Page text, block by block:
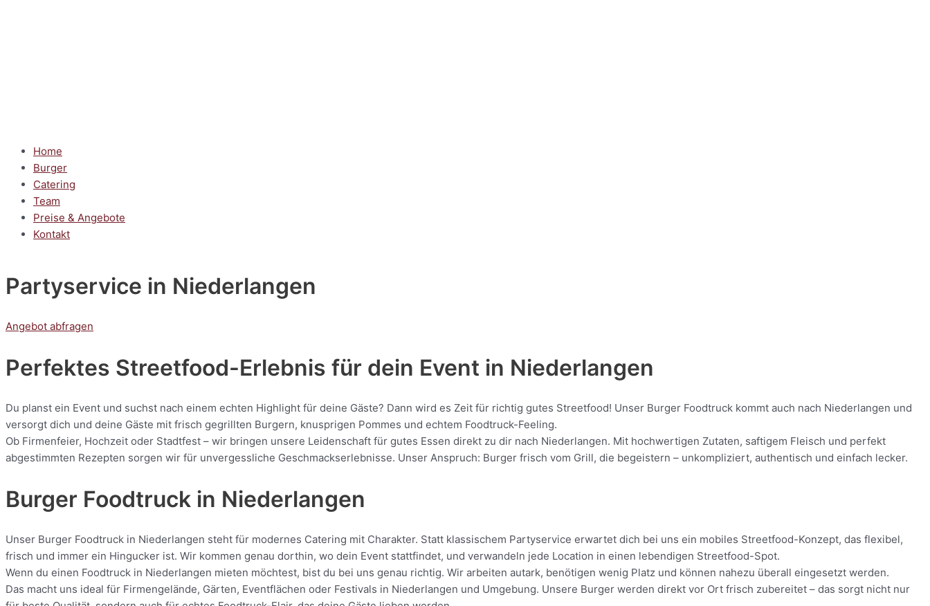
Home
Burger
Catering
Team
Preise & Angebote
Kontakt
Partyservice in Niederlangen
Angebot abfragen
Perfektes Streetfood-Erlebnis für dein Event in Niederlangen
Du planst ein Event und suchst nach einem echten Highlight für deine Gäste? Dann wird es Zeit für richtig gutes Streetfood! Unser Burger Foodtruck kommt auch nach Niederlangen und
versorgt dich und deine Gäste mit frisch gegrillten Burgern, knusprigen Pommes und echtem Foodtruck-Feeling.
Ob Firmenfeier, Hochzeit oder Stadtfest – wir bringen unsere Leidenschaft für gutes Essen direkt zu dir nach Niederlangen. Mit hochwertigen Zutaten, saftigem Fleisch und perfekt
abgestimmten Rezepten sorgen wir für unvergessliche Geschmackserlebnisse. Unser Anspruch: Burger frisch vom Grill, die begeistern – unkompliziert, authentisch und einfach lecker.
Burger Foodtruck in Niederlangen
Unser Burger Foodtruck in Niederlangen steht für modernes Catering mit Charakter. Statt klassischem Partyservice erwartet dich bei uns ein mobiles Streetfood-Konzept, das flexibel,
frisch und immer ein Hingucker ist. Wir kommen genau dorthin, wo dein Event stattfindet, und verwandeln jede Location in einen lebendigen Streetfood-Spot.
Wenn du einen Foodtruck in Niederlangen mieten möchtest, bist du bei uns genau richtig. Wir arbeiten autark, benötigen wenig Platz und können nahezu überall eingesetzt werden.
Das macht uns ideal für Firmengelände, Gärten, Eventflächen oder Festivals in Niederlangen und Umgebung. Unsere Burger werden direkt vor Ort frisch zubereitet – das sorgt nicht nur